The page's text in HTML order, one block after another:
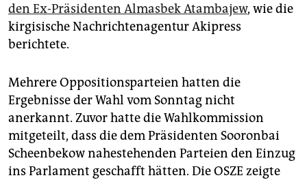
den Ex-Präsidenten Almasbek Atambajew, wie die
kirgisische Nachrichtenagentur Akipress
berichtete.
Mehrere Oppositionsparteien hatten die
Ergebnisse der Wahl vom Sonntag nicht
anerkannt. Zuvor hatte die Wahlkommission
mitgeteilt, dass die dem Präsidenten Sooronbai
Scheenbekow nahestehenden Parteien den Einzug
ins Parlament geschafft hätten. Die OSZE zeigte